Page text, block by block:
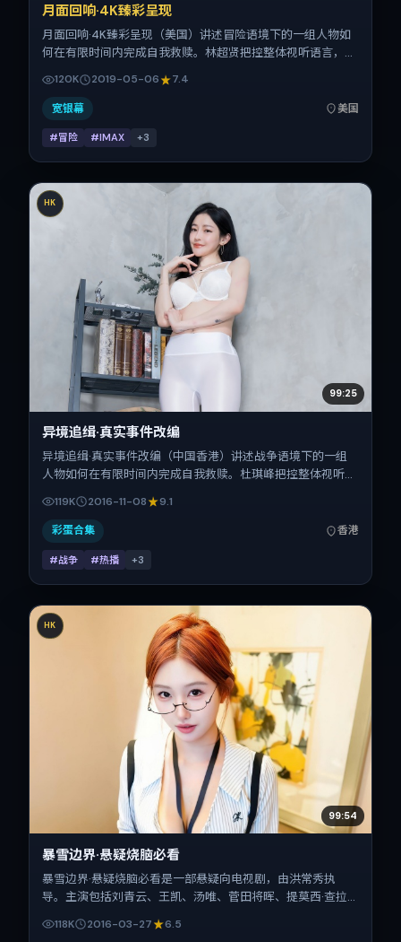
月面回响·4K臻彩呈现
月面回响·4K臻彩呈现（美国）讲述冒险语境下的一组人物如
何在有限时间内完成自我救赎。林超贤把控整体视听语言，马
富。影片定于 2019-05-06 起陆续登陆院线与网络平台，春
季档公映，片长116分钟。
120K 2019-05-06 7.4
宽银幕 美国
#冒险 #IMAX +3
HK
99:25
异境追缉·真实事件改编
异境追缉·真实事件改编（中国香港）讲述战争语境下的一组
人物如何在有限时间内完成自我救赎。杜琪峰把控整体视听语
言，倪妮、长泽雅美、孔刘、廖凡、童瑶、咏梅的表演层次丰
富。影片定于 2016-11-08 起陆续登陆院线与网络平台，贺岁
档前后公映，片长147分钟。
119K 2016-11-08 9.1
彩蛋合集 香港
#战争 #热播 +3
HK
99:54
暴雪边界·悬疑烧脑必看
暴雪边界·悬疑烧脑必看是一部悬疑向电视剧，由洪常秀执
导。主演包括刘青云、王凯、汤唯、菅田将晖、提莫西·查拉
节档前后与观众见面，首映日期 2016-03-27，正片时长118
118K 2016-03-27 6.5